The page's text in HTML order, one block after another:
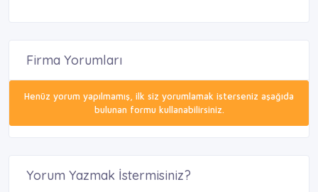
Firma Yorumları
Henüz yorum yapılmamış, ilk siz yorumlamak isterseniz aşağıda
bulunan formu kullanabilirsiniz.
Yorum Yazmak İstermisiniz?